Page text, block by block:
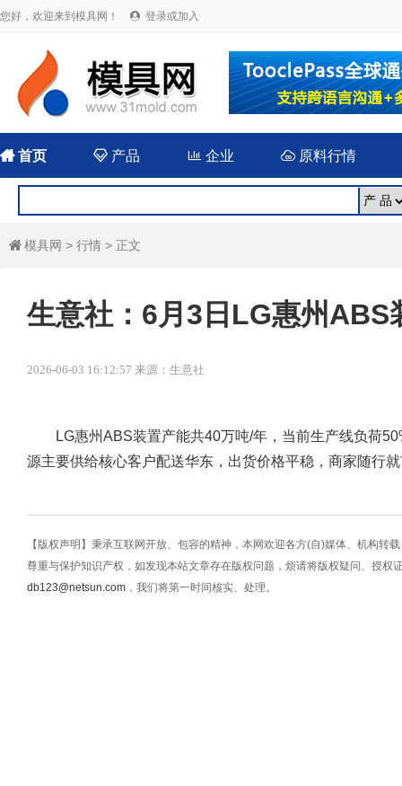
您好，欢迎来到模具网！  登录或加入
首页  产品 企业 原料行情
 模具网 > 行情 > 正文
生意社：6月3日LG惠州ABS
2026-06-03 16:12:57 来源：生意社
LG惠州ABS装置产能共40万吨/年，当前生产线负荷
源主要供给核心客户配送华东，出货价格平稳，商家随行
【版权声明】秉承互联网开放、包容的精神，本网欢迎各方(自)媒体、机构转
尊重与保护知识产权，如发现本站文章存在版权问题，烦请将版权疑问、授权
db123@netsun.com ，我们将第一时间核实、处理。